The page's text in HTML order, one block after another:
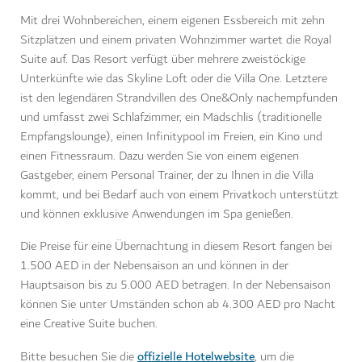
Mit drei Wohnbereichen, einem eigenen Essbereich mit zehn
Sitzplätzen und einem privaten Wohnzimmer wartet die Royal
Suite auf. Das Resort verfügt über mehrere zweistöckige
Unterkünfte wie das Skyline Loft oder die Villa One. Letztere
ist den legendären Strandvillen des One&Only nachempfunden
und umfasst zwei Schlafzimmer, ein Madschlis (traditionelle
Empfangslounge), einen Infinitypool im Freien, ein Kino und
einen Fitnessraum. Dazu werden Sie von einem eigenen
Gastgeber, einem Personal Trainer, der zu Ihnen in die Villa
kommt, und bei Bedarf auch von einem Privatkoch unterstützt
und können exklusive Anwendungen im Spa genießen.
Die Preise für eine Übernachtung in diesem Resort fangen bei
1.500 AED in der Nebensaison an und können in der
Hauptsaison bis zu 5.000 AED betragen. In der Nebensaison
können Sie unter Umständen schon ab 4.300 AED pro Nacht
eine Creative Suite buchen.
Bitte besuchen Sie dieoffizielle Hotelwebsite, um die